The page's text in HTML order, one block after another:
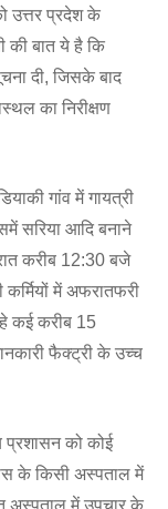
उत्तर प्रदेश के
की बात ये है कि
दी, जिसके बाद
का निरीक्षण
गांव में गायत्री
सरिया आदि बनाने
करीब 12:30 बजे
में अफरातफरी
कई करीब 15
फैक्ट्री के उच्च
को कोई
के किसी अस्पताल में